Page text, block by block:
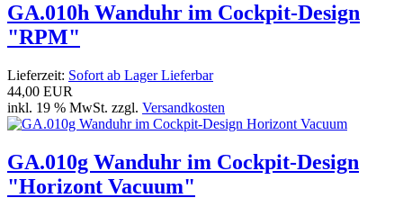
GA.010h Wanduhr im Cockpit-Design
"RPM"
Lieferzeit: Sofort ab Lager Lieferbar
44,00 EUR
inkl. 19 % MwSt. zzgl. Versandkosten
GA.010g Wanduhr im Cockpit-Design
"Horizont Vacuum"